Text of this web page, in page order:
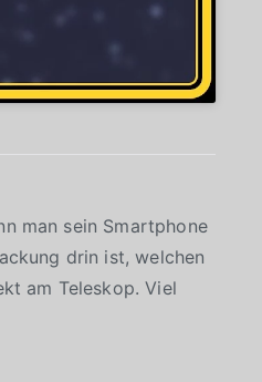
man sein Smartphone
drin ist, welchen
am Teleskop. Viel